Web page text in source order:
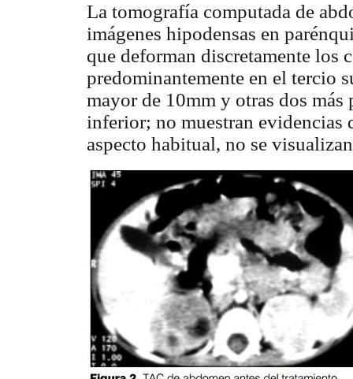
La tomografía computada de
imágenes hipodensas en
que deforman discretamente los
predominantemente en el tercio
mayor de 10mm y otras dos
inferior; no muestran evidencias
aspecto habitual, no se